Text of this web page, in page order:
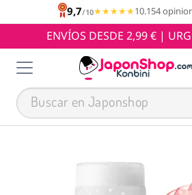
9,7/10★★★★★
★★★★★10.154
ENVÍOS DESDE 2,99 € |